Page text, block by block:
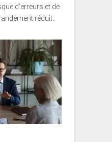
d’erreurs et de
réduit.